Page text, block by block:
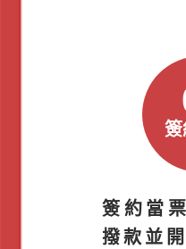
簽
簽約當
撥款並